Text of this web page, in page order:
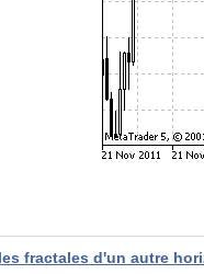
fractales d'un autre